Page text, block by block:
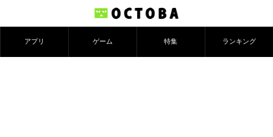
アプリ ゲーム 特集 ランキング